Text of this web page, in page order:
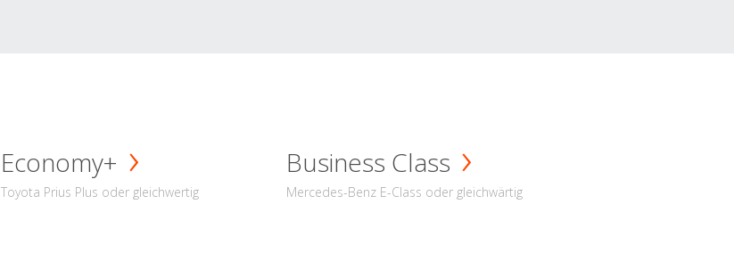
Economy+
Toyota Prius Plus oder gleichwertig
Business Class
Mercedes-Benz E-Class oder gleichwärtig